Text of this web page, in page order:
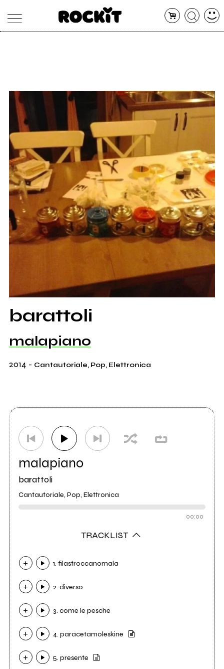
ARTISTI
CONCERTI
SHOP
RADIO
barattoli
malapiano
2014 - Cantautoriale, Pop, Elettronica
malapiano
barattoli
Cantautoriale, Pop, Elettronica
00:00
TRACKLIST
1. filastroccanomala
2. diverso
3. come le pesche
4. paracetamoleskine
5. presente